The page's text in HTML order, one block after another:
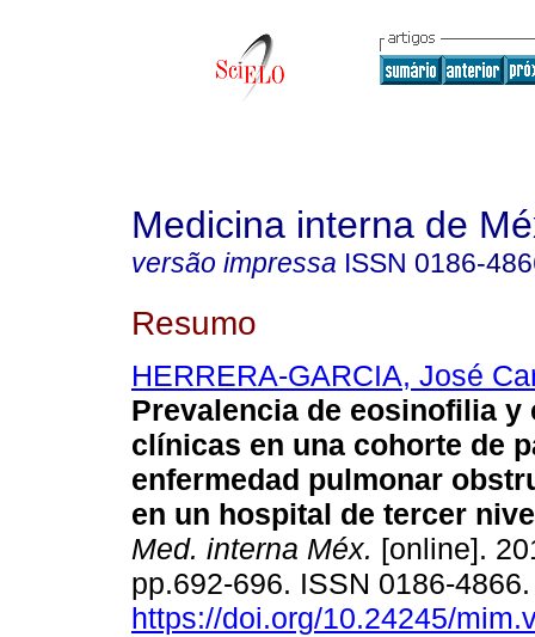
Medicina interna de
versão impressa ISSN 0186-
Resumo
HERRERA-GARCIA, José
Prevalencia de eosinofilia
clínicas en una cohorte de
enfermedad pulmonar
en un hospital de tercer
Med. interna Méx. [online].
pp.692-696. ISSN 0186-
https://doi.org/10.24245/